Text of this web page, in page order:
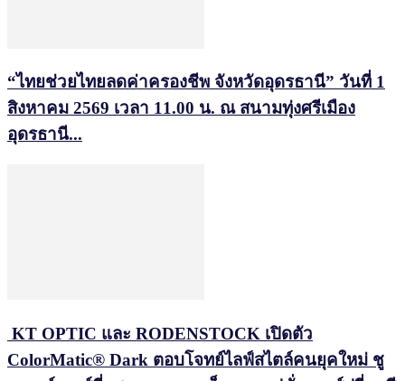
“ไทยช่วยไทยลดค่าครองชีพ จังหวัดอุดรธานี” วันที่ 1
สิงหาคม 2569 เวลา 11.00 น. ณ สนามทุ่งศรีเมือง
อุดรธานี...
KT OPTIC และ RODENSTOCK เปิดตัว
ColorMatic® Dark ตอบโจทย์ไลฟ์สไตล์คนยุคใหม่ ชู